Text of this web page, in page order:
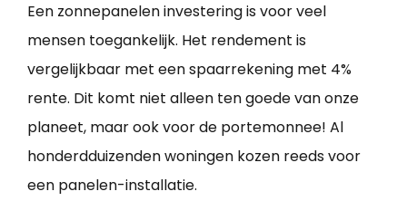
Een zonnepanelen investering is voor veel
mensen toegankelijk. Het rendement is
vergelijkbaar met een spaarrekening met 4%
rente. Dit komt niet alleen ten goede van onze
planeet, maar ook voor de portemonnee! Al
honderdduizenden woningen kozen reeds voor
een panelen-installatie.